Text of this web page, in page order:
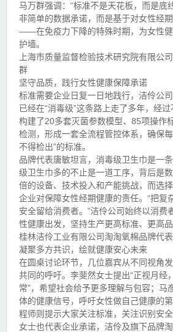
马万群强调：“标准不是天花板，而是底
非简单的数据承诺，而是基于对女性经
——在免疫力下降的特殊时期，为女性
护墙。
上海市质量监督检验技术研究院有限公
群
坚守品质，践行女性健康保障承诺
标准需要企业日复一日地践行，洁伶公
已经在“消毒级”这条路上走了多年，经过
构建了20多套灭菌参数模型、85项操作
检测，形成一套全流程管控体系，确保
不得检出”的标准。
品牌代表唐敏坦言，消毒级卫生巾是一
级卫生巾多的不止是一道工序，背后是
倍的设备、技术投入和产能挑战，而选
企业对保障女性经期健康的责任。“把复
安全留给消费者。”洁伶公司始终以消费
性健康出发，坚持生产更高标准、更高品
桂林洁伶工业有限公司淘淘氧棉品牌代
凝聚多方共识，绘就健康安心未来
在圆桌讨论环节，几位嘉宾从不同视角
共同的呼吁。李斐然女士提出“正视月经
常”，希望社会给予更多理解与包容；马
体的健康信号，呼吁女性做自己健康的
程师则提示大家关注标准，关注识别安
女士也代表企业承诺，洁伶及旗下品牌